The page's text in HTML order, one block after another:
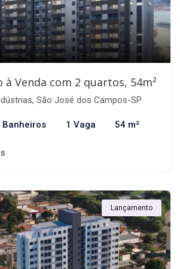
Venda com 2 quartos, 54m²
São José dos Campos-SP
Banheiros 1 Vaga 54 m²
Lançamento